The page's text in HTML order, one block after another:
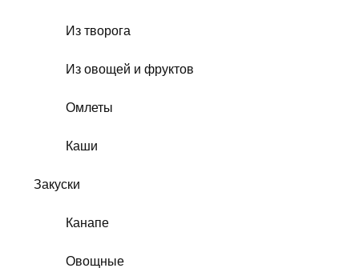
Из творога
Из овощей и фруктов
Омлеты
Каши
Закуски
Канапе
Овощные